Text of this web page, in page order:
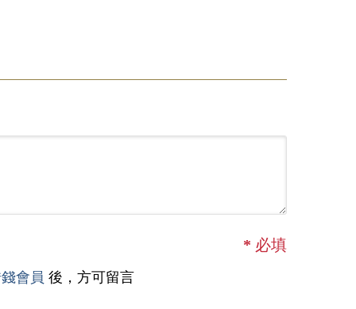
* 必填
會員 後，方可留言